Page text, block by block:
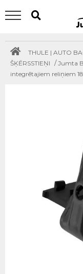
THULE | AUTO
ŠĶĒRSSTIEŅI /Jumta
integrētajiem reliņiem